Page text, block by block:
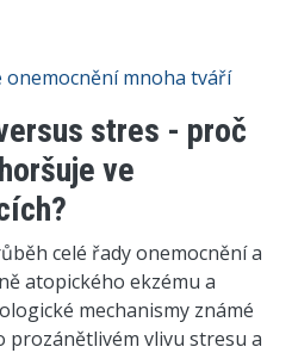
mnoha tváří
stres - proč
ve
celé řady onemocnění a
atopického ekzému a
mechanismy známé
prozánětlivém vlivu stresu a